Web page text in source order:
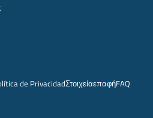
de PrivacidadΣτοιχείαεπαφήFAQ